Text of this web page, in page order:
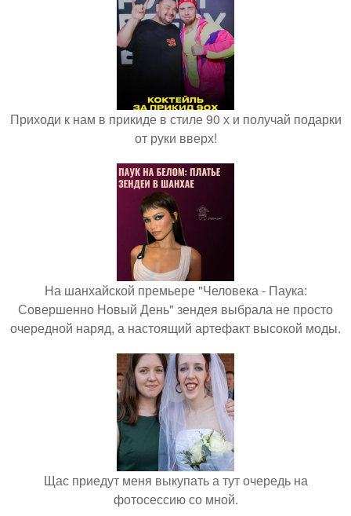
Приходи к нам в прикиде в стиле 90 х и получай подарки
от руки вверх!
На шанхайской премьере "Человека - Паука:
Совершенно Новый День" зендея выбрала не просто
очередной наряд, а настоящий артефакт высокой моды.
Щас приедут меня выкупать а тут очередь на
фотосессию со мной.